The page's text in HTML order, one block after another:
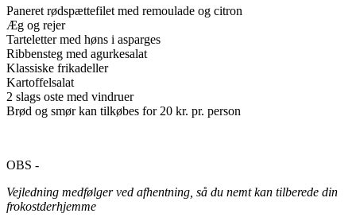
Paneret rødspættefilet med remoulade og citron
Æg og rejer
Tarteletter med høns i asparges
Ribbensteg med agurkesalat
Klassiske frikadeller
Kartoffelsalat
2 slags oste med vindruer
Brød og smør kan tilkøbes for 20 kr. pr. person
OBS -
Vejledning medfølger ved afhentning, så du nemt kan tilberede din
frokostderhjemme